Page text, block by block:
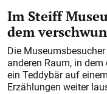
Im Steiff
dem
Die
anderen Raum, in
ein Teddybär auf
Erzählungen weiter